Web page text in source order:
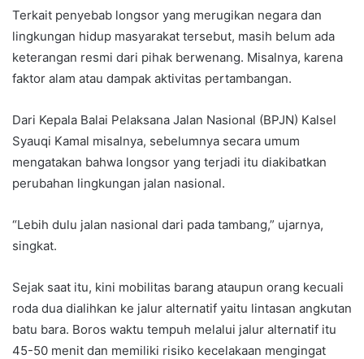
Terkait penyebab longsor yang merugikan negara dan
lingkungan hidup masyarakat tersebut, masih belum ada
keterangan resmi dari pihak berwenang. Misalnya, karena
faktor alam atau dampak aktivitas pertambangan.
Dari Kepala Balai Pelaksana Jalan Nasional (BPJN) Kalsel
Syauqi Kamal misalnya, sebelumnya secara umum
mengatakan bahwa longsor yang terjadi itu diakibatkan
perubahan lingkungan jalan nasional.
“Lebih dulu jalan nasional dari pada tambang,” ujarnya,
singkat.
Sejak saat itu, kini mobilitas barang ataupun orang kecuali
roda dua dialihkan ke jalur alternatif yaitu lintasan angkutan
batu bara. Boros waktu tempuh melalui jalur alternatif itu
45-50 menit dan memiliki risiko kecelakaan mengingat